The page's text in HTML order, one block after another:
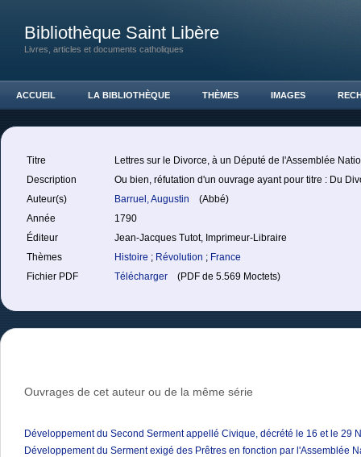
Bibliothèque Saint Libère
Livres, articles et documents catholiques
ACCUEIL LA BIBLIOTHÈQUE THÈMES IMAGES
Titre
Lettres sur le Divorce, à un Député de l'Assemblée
Description
Ou bien, réfutation d'un ouvrage ayant pour titre : Du
Auteur(s)
Barruel, Augustin
(Abbé)
Année
1790
Éditeur
Jean-Jacques Tutot, Imprimeur-Libraire
Thèmes
Histoire ; Révolution ; France
Fichier PDF
Télécharger (PDF de 5.569 Moctets)
Ouvrages de cet auteur ou de la même série
Développement du Second Serment appellé Civique, décrété le 16 et le 29
Développement du Serment exigé des Prêtres en fonction par l'Assemblée